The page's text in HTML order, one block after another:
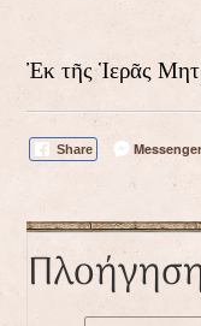
Ἐκ τῆς Ἱερᾶς
Share Messenger